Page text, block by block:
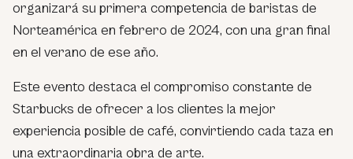
organizará su primera competencia de baristas de
Norteamérica en febrero de 2024, con una gran final
en el verano de ese año.
Este evento destaca el compromiso constante de
Starbucks de ofrecer a los clientes la mejor
experiencia posible de café, convirtiendo cada taza en
una extraordinaria obra de arte.